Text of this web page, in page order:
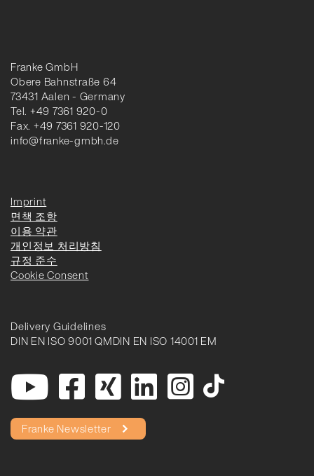
Franke GmbH
Obere Bahnstraße 64
73431 Aalen - Germany
Tel. +49 7361 920-0
Fax. +49 7361 920-120
info@franke-gmbh.de
Imprint
면책 조항
이용 약관
개인정보 처리방침
규정 준수
Cookie Consent
Delivery Guidelines
DIN EN ISO 9001 QMDIN EN ISO 14001 EM
Franke Newsletter